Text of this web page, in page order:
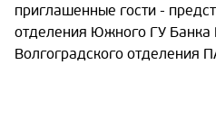
приглашенные гости -
отделения Южного ГУ Банка
Волгоградского отделения